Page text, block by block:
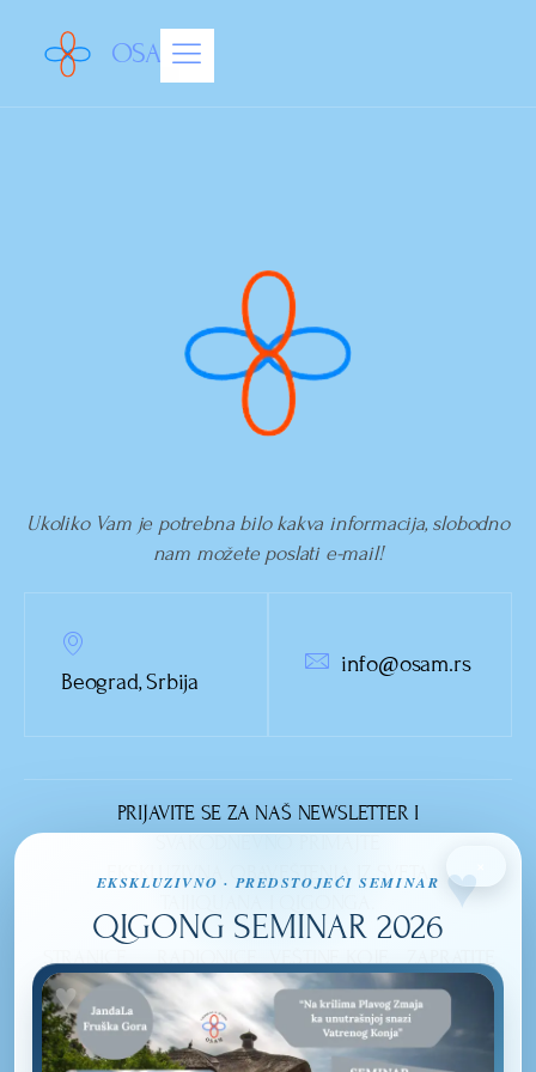
OSAM
Ukoliko Vam je potrebna bilo kakva informacija, slobodno
nam možete poslati e-mail!
Beograd, Srbija
info@osam.rs
PRIJAVITE SE ZA NAŠ NEWSLETTER I
EKSKLUZIVNA OBAVEŠTENJA IZ SVETA
STRANICE
NASLOVNA
O NAMA
RADIONICE
OSMEHOM DO
LEPOTE
UNUTRAŠNJOSTI
VEŠTINE KOJE
IZUČAVAMO
TAIJIQUAN
QI GONG
ZAPRATITE
NAS
EKSKLUZIVNO · PREDSTOJEĆI SEMINAR
QIGONG SEMINAR 2026